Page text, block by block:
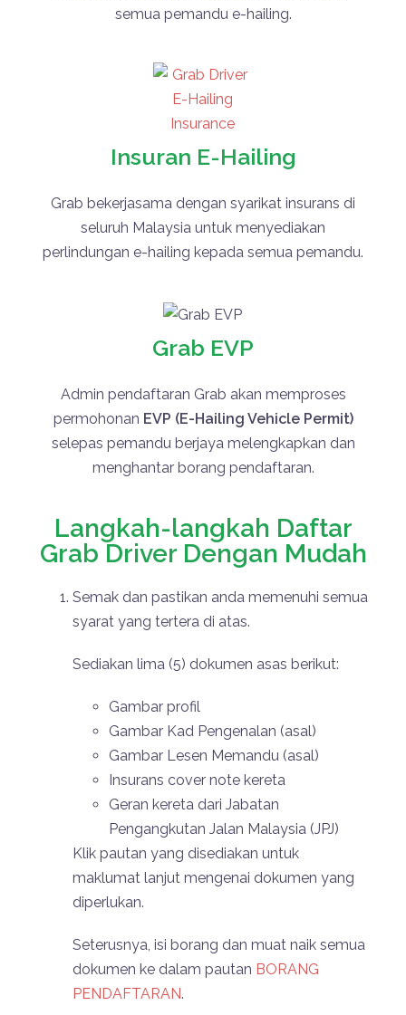
semua pemandu e-hailing.
Insuran E-Hailing
Grab bekerjasama dengan syarikat insurans di
seluruh Malaysia untuk menyediakan
perlindungan e-hailing kepada semua pemandu.
Grab EVP
Admin pendaftaran Grab akan memproses
permohonan EVP (E-Hailing Vehicle Permit)
selepas pemandu berjaya melengkapkan dan
menghantar borang pendaftaran.
Langkah-langkah Daftar
Grab Driver Dengan Mudah
Semak dan pastikan anda memenuhi semua
syarat yang tertera di atas.
Sediakan lima (5) dokumen asas berikut:
Gambar profil
Gambar Kad Pengenalan (asal)
Gambar Lesen Memandu (asal)
Insurans cover note kereta
Geran kereta dari Jabatan
Pengangkutan Jalan Malaysia (JPJ)
Klik pautan yang disediakan untuk
maklumat lanjut mengenai dokumen yang
diperlukan.
Seterusnya, isi borang dan muat naik semua
dokumen ke dalam pautan BORANG
PENDAFTARAN.